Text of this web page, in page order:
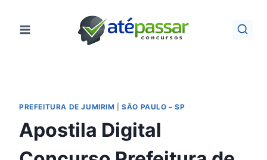
para
PREFEITURA DE JUMIRIM |SÃO PAULO – SP
Apostila Digital